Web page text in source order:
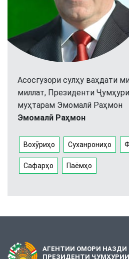
Асосгузори сулҳу ваҳдати
миллат, Президенти
муҳтарам Эмомалӣ Раҳмон
Эмомалӣ Раҳмон
Вохӯриҳо Суханрониҳо
Сафарҳо Паёмҳо
АГЕНТИИ ОМОРИ НАЗДИ
ПРЕЗИДЕНТИ ҶУМҲУРИИ